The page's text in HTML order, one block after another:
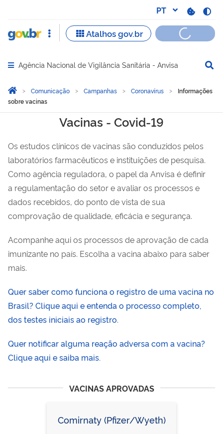
Abrir menu principal de navegação
Agência Nacional de Vigilância Sanitária - Anvisa
Você está aqui:
Página Inicial
Comunicação Campanhas Coronavírus
Informações
sobre vacinas
Informações sobre
Vacinas - Covid-19
Os estudos clínicos de vacinas são conduzidos pelos
laboratórios farmacêuticos e instituições de pesquisa.
Como agência reguladora, o papel da Anvisa é definir
a regulamentação do setor e avaliar os processos e
dados recebidos, do ponto de vista de sua
comprovação de qualidade, eficácia e segurança.
Acompanhe aqui os processos de aprovação de cada
imunizante no país. Escolha a vacina abaixo para saber
mais.
Quer saber como funciona o registro de uma vacina no
Brasil? Clique aqui e entenda o processo completo,
dos testes iniciais ao registro.
Quer notificar alguma reação adversa com a vacina?
Clique aqui e saiba mais.
VACINAS APROVADAS
Comirnaty (Pfizer/Wyeth)